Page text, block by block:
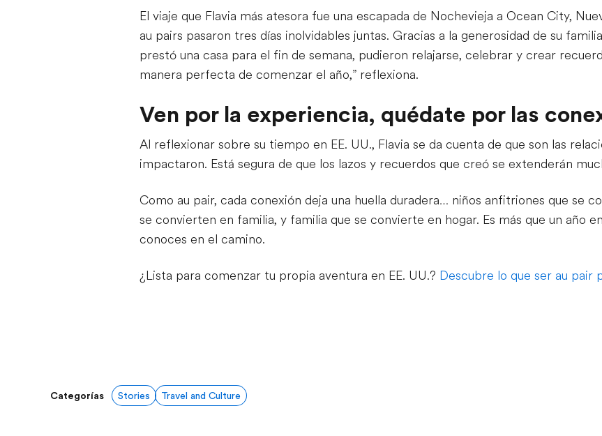
El viaje que Flavia más atesora fue una escapada de Nochevieja a Ocean City,
au pairs pasaron tres días inolvidables juntas. Gracias a la generosidad de su
prestó una casa para el fin de semana, pudieron relajarse, celebrar y crear
manera perfecta de comenzar el año,” reflexiona.
Ven por la experiencia, quédate por las
Al reflexionar sobre su tiempo en EE. UU., Flavia se da cuenta de que son las
impactaron. Está segura de que los lazos y recuerdos que creó se extenderán
Como au pair, cada conexión deja una huella duradera… niños anfitriones que se
se convierten en familia, y familia que se convierte en hogar. Es más que un año
conoces en el camino.
¿Lista para comenzar tu propia aventura en EE. UU.? Descubre lo que ser au pair
Categorías Stories Travel and Culture